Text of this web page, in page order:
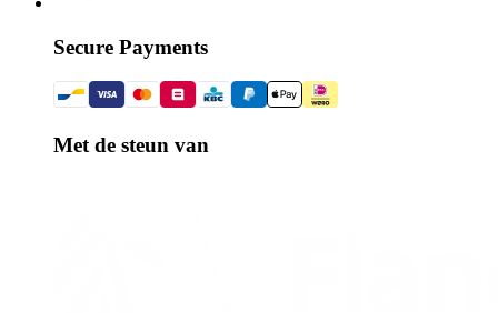
Secure Payments
Met de steun van